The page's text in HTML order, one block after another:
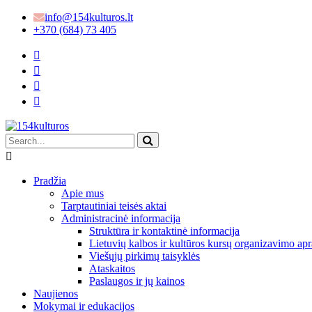
info@154kulturos.lt
+370 (684) 73 405
Pradžia
Apie mus
Tarptautiniai teisės aktai
Administracinė informacija
Struktūra ir kontaktinė informacija
Lietuvių kalbos ir kultūros kursų organizavimo
Viešųjų pirkimų taisyklės
Ataskaitos
Paslaugos ir jų kainos
Naujienos
Mokymai ir edukacijos